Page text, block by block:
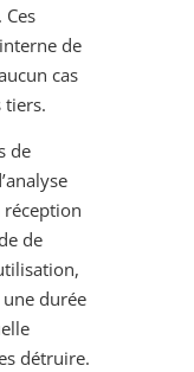
de
cas
tiers.
de
de
durée
détruire.